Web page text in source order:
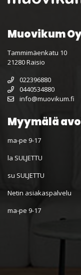
Muovikum
Tammimäenkatu 10
21280 Raisio
022396880
0440534880
info@muovikum.fi
Myymälä
ma-pe 9-17
la SULJETTU
su SULJETTU
Netin asiakaspalvelu
ma-pe 9-17